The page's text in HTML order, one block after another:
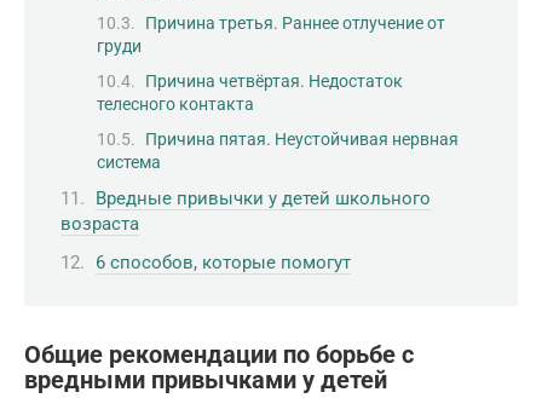
Причина третья. Раннее отлучение от
груди
Причина четвёртая. Недостаток
телесного контакта
Причина пятая. Неустойчивая нервная
система
Вредные привычки у детей школьного
возраста
6 способов, которые помогут
Общие рекомендации по борьбе с
вредными привычками у детей